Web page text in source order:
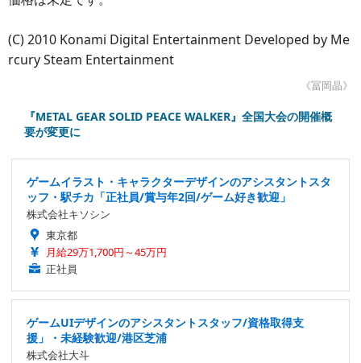
(C) 2010 Konami Digital Entertainment Developed by Me
rcury Steam Entertainment
《冨岡晶》
『METAL GEAR SOLID PEACE WALKER』全国大会の開催概
要が変更に
ゲームイラスト・キャラクターデザインのアシスタントスタ
ッフ・駅チカ「正社員/賞与年2回/ゲーム好き歓迎」
株式会社キソシン
東京都
月給29万1,700円～45万円
正社員
ゲームUIデザインのアシスタントスタッフ/資格取得支
援」・未経験歓迎/港区芝浦
株式会社大斗